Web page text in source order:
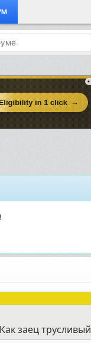
заец трусливый